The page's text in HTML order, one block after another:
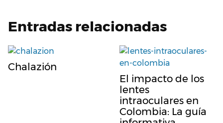
Entradas relacionadas
Chalazión
El impacto de los
lentes
intraoculares en
Colombia: La guía